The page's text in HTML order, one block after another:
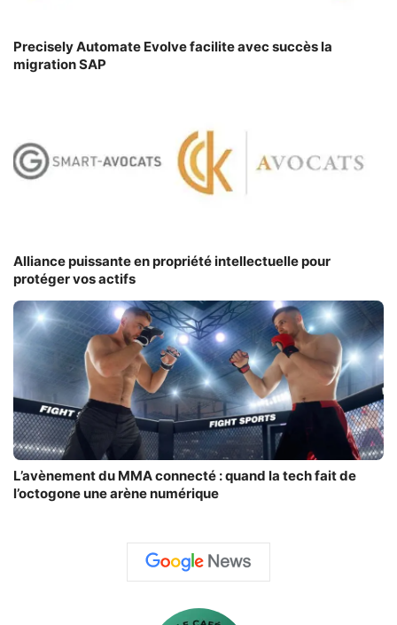
Precisely Automate Evolve facilite avec succès la
migration SAP
Alliance puissante en propriété intellectuelle pour
protéger vos actifs
L’avènement d⁠u MMA connecté : quand la te​ch fait de‍
l’octogone u⁠ne arène nu​mér​ique